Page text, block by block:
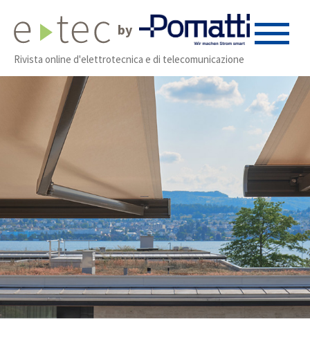
by
Rivista online d'elettrotecnica e di telecomunicazione